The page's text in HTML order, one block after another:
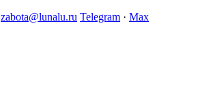
zabota@lunalu.ru Telegram · Max